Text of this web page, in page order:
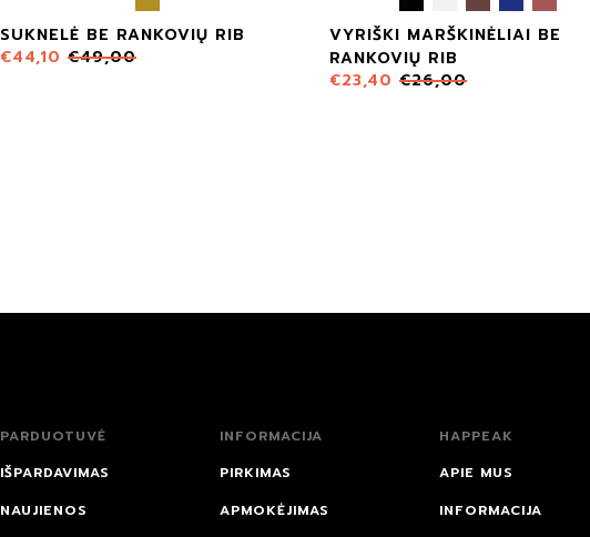
SUKNELĖ BE RANKOVIŲ RIB
€44,10 €49,00
VYRIŠKI MARŠKINĖLIAI BE
RANKOVIŲ RIB
€23,40 €26,00
PARDUOTUVĖ
IŠPARDAVIMAS
NAUJIENOS
INFORMACIJA
PIRKIMAS
APMOKĖJIMAS
HAPPEAK
APIE MUS
INFORMACIJA